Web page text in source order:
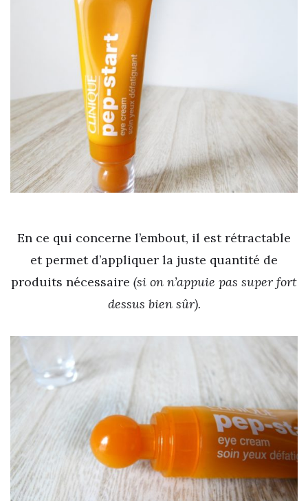
En ce qui concerne l’embout, il est rétractable
et permet d’appliquer la juste quantité de
produits nécessaire (si on n’appuie pas super fort
dessus bien sûr).